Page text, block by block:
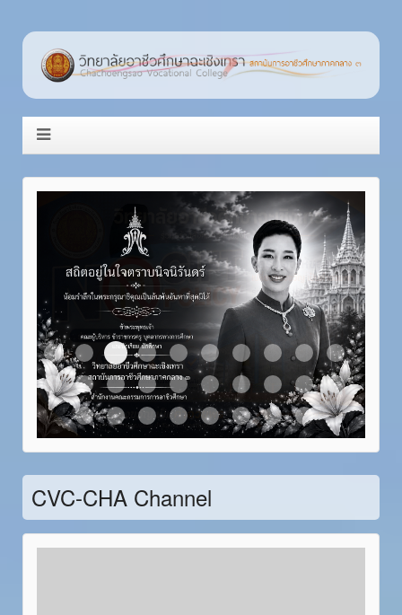
Item 1 Item 2Item 3
Item 4 Item 5 Item 6 Item 7 Item 8Item 9Item 10
Item 11Item 12Item 13Item 14Item 15Item 16 Item 17Item 18Item 19Item 20
Item 21Item 22Item 23Item 24Item 25Item 26Item 27Item 28
CVC-CHA Channel